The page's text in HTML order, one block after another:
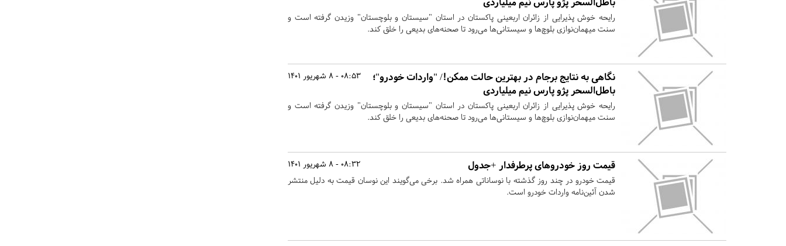
رایحه خوش پذیرایی از زائران اربعینی پاکستان در استان "سیستان و بلوچستان" وزیدن گرفته است و
سنت میهمان‌نوازی بلوچ‌ها و سیستانی‌ها می‌رود تا صحنه‌های بدیعی را خلق کند.
08:53 - 8 شهریور 1401
نگاهی به نتایج برجام در بهترین حالت ممکن!/ "واردات خودرو"؛
باطل‌السحر پژو پارس نیم میلیاردی
رایحه خوش پذیرایی از زائران اربعینی پاکستان در استان "سیستان و بلوچستان" وزیدن گرفته است و
سنت میهمان‌نوازی بلوچ‌ها و سیستانی‌ها می‌رود تا صحنه‌های بدیعی را خلق کند.
08:32 - 8 شهریور 1401 قیمت روز خودروهای پرطرفدار +جدول
قیمت خودرو در چند روز گذشته با نوساناتی همراه شد. برخی می‌گویند این نوسان قیمت به دلیل منتشر
شدن آئین‌نامه واردات خودرو است.